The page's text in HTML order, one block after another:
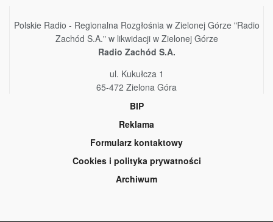
Polskie Radio - Regionalna Rozgłośnia w Zielonej Górze "Radio
Zachód S.A." w likwidacji w Zielonej Górze
Radio Zachód S.A.
ul. Kukułcza 1
65-472 Zielona Góra
BIP
Reklama
Formularz kontaktowy
Cookies i polityka prywatności
Archiwum